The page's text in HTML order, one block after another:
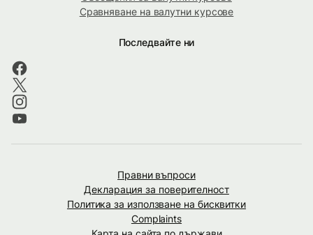
Сравняване на валутни курсове
Последвайте ни
Правни въпроси
Декларация за поверителност
Политика за използване на бисквитки
Complaints